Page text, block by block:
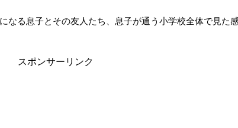
なる息子とその友人たち、息子が通う小学校全体で見た
スポンサーリンク